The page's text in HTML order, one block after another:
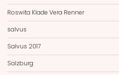
Roswita Klade Vera Renner
salvus
Salvus 2017
Salzburg